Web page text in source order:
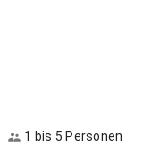
1 bis 5 Personen